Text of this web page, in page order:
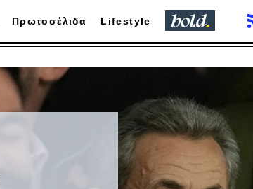
Πρωτοσέλιδα Lifestyle